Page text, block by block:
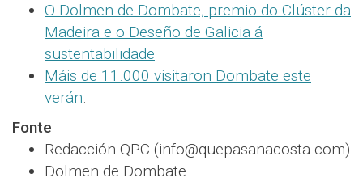
O Dolmen de Dombate, premio do Clúster da
Madeira e o Deseño de Galicia á
sustentabilidade
Máis de 11.000 visitaron Dombate este
verán.
Fonte
Redacción QPC (info@quepasanacosta.com)
Dolmen de Dombate